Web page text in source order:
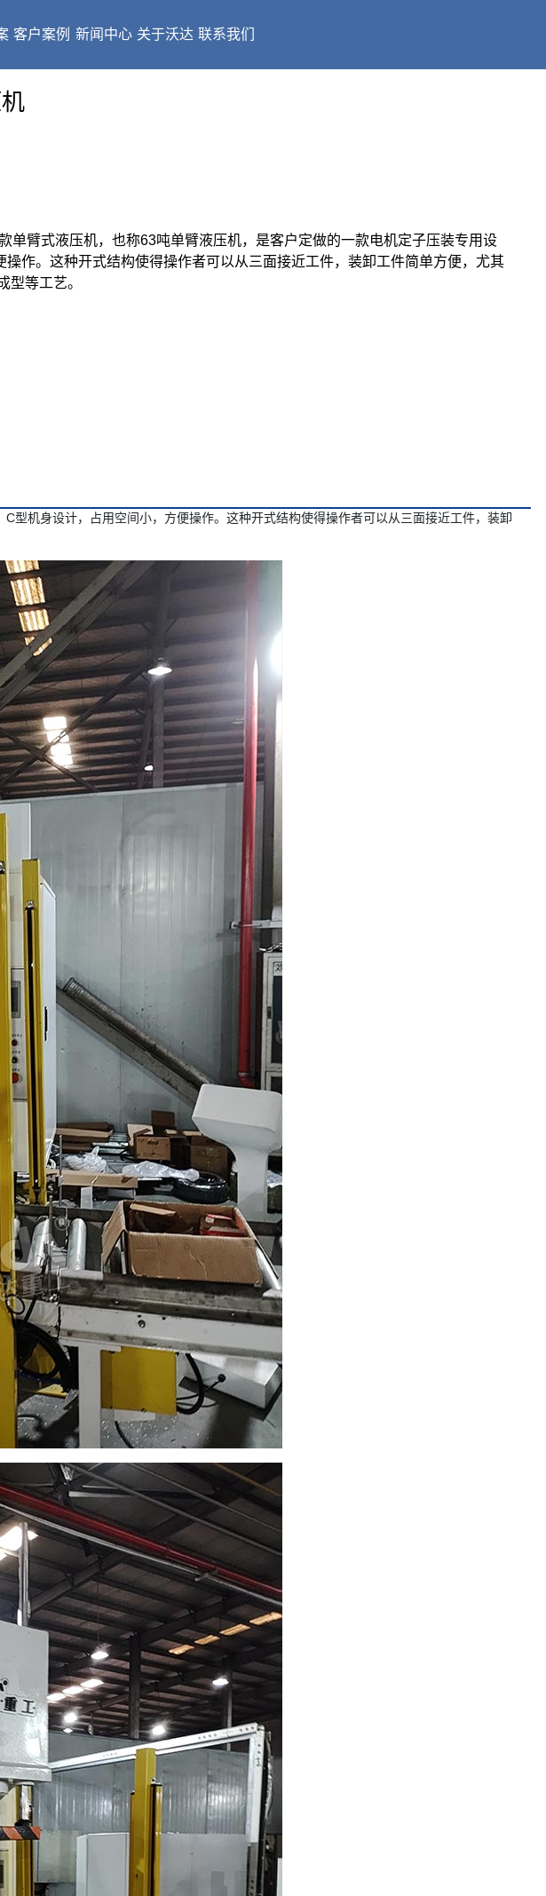
客户案例 新闻中心 关于沃达 联系我们
单臂式液压机，也称63吨单臂液压机，是客户定做的一款电机定子压装专用设
作。这种开式结构使得操作者可以从三面接近工件，装卸工件简单方便，尤其
型等工艺。
型机身设计，占用空间小，方便操作。这种开式结构使得操作者可以从三面接近工件，装卸